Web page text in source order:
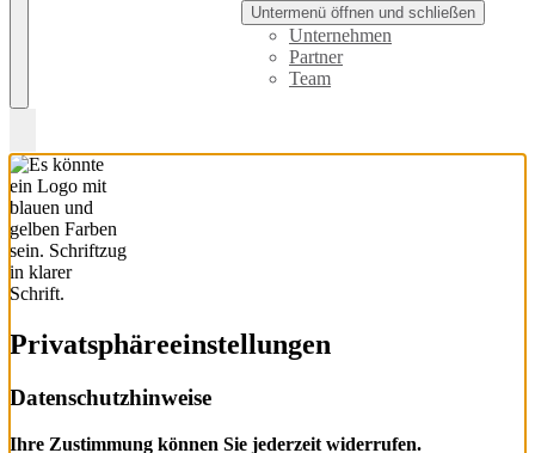
Untermenü öffnen und schließen
Unternehmen
Partner
Team
Privatsphäre­einstellungen
Datenschutzhinweise
Ihre Zustimmung können Sie jederzeit widerrufen.